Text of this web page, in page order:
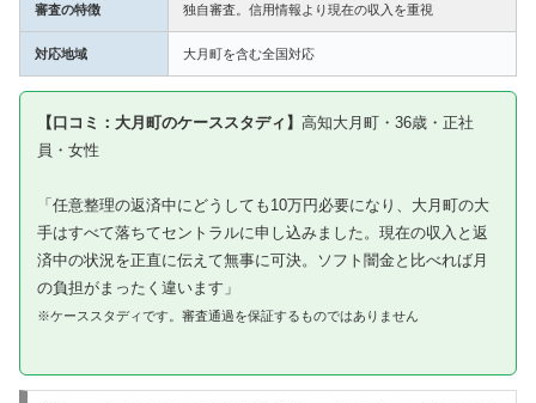
審査の特徴 独自審査。信用情報より現在の収入を重視
対応地域 大月町を含む全国対応
【口コミ：大月町のケーススタディ】 高知大月町・36歳・正社
員・女性
「任意整理の返済中にどうしても10万円必要になり、大月町の大
手はすべて落ちてセントラルに申し込みました。現在の収入と返
済中の状況を正直に伝えて無事に可決。ソフト闇金と比べれば月
の負担がまったく違います」
※ケーススタディです。審査通過を保証するものではありません